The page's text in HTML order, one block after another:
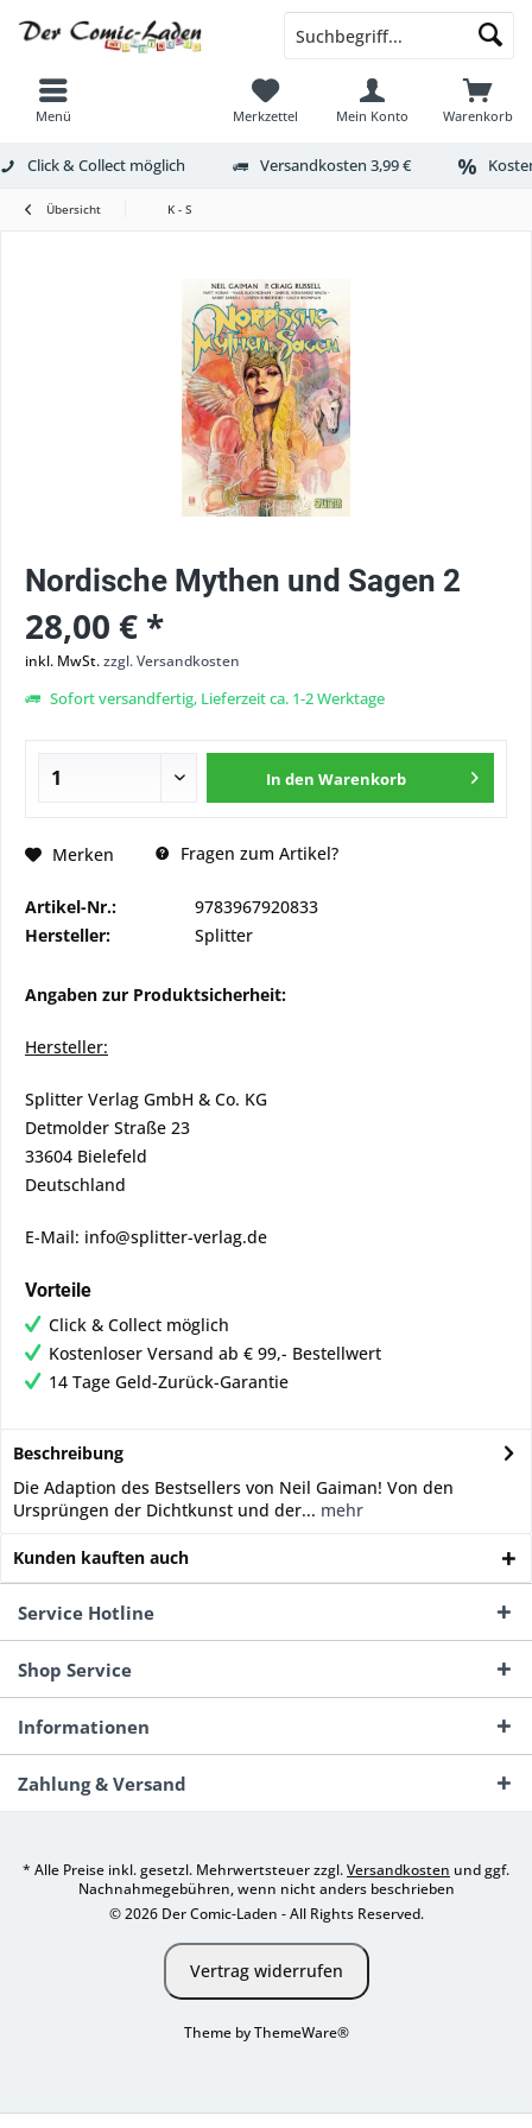
Menü Warenkorb
Merkzettel Mein Konto
Click & Collect möglich Versandkosten 3,99 €
Übersicht K - S
Nordische Mythen und Sagen 2
28,00 € *
inkl. MwSt.zzgl. Versandkosten
Sofort versandfertig, Lieferzeit ca. 1-2 Werktage
In den Warenkorb
Merken Fragen zum Artikel?
Artikel-Nr.:
9783967920833
Hersteller:
Splitter
Angaben zur Produktsicherheit:
Hersteller:
Splitter Verlag GmbH & Co. KG
Detmolder Straße 23
33604 Bielefeld
Deutschland
E-Mail: info@splitter-verlag.de
Vorteile
Click & Collect möglich
Kostenloser Versand ab € 99,- Bestellwert
14 Tage Geld-Zurück-Garantie
Beschreibung
Die Adaption des Bestsellers von Neil Gaiman! Von den
Ursprüngen der Dichtkunst und der... mehr
Kunden kauften auch
Service Hotline
Shop Service
Informationen
Zahlung & Versand
* Alle Preise inkl. gesetzl. Mehrwertsteuer zzgl.Versandkosten und ggf.
Nachnahmegebühren, wenn nicht anders beschrieben
© 2026 Der Comic-Laden - All Rights Reserved.
Vertrag widerrufen
Theme byThemeWare®